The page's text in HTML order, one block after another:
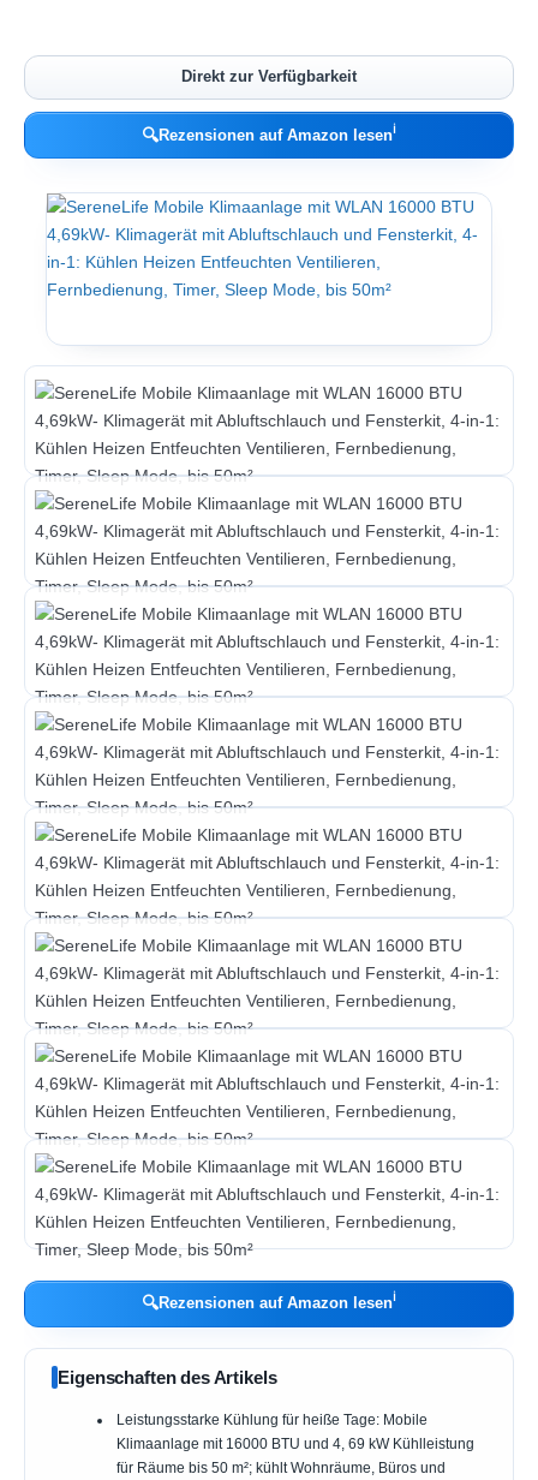
Direkt zur Verfügbarkeit
🔍Rezensionen auf Amazon lesenℹ︎
🔍Rezensionen auf Amazon lesenℹ︎
Eigenschaften des Artikels
Leistungsstarke Kühlung für heiße Tage: Mobile
Klimaanlage mit 16000 BTU und 4, 69 kW Kühlleistung
für Räume bis 50 m²; kühlt Wohnräume, Büros und